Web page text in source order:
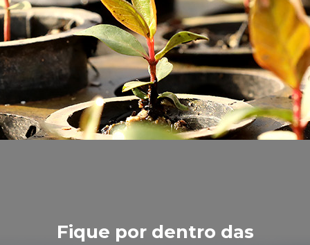
Fique por dentro das